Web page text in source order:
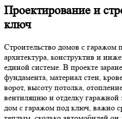
Проектирование и
ключ
Строительство домов с гаражом
архитектура, конструктив и
единой системе. В проекте
фундамента, материал стен,
ворот, высоту потолка,
вентиляцию и отделку
дом с гаражом под ключ, важно